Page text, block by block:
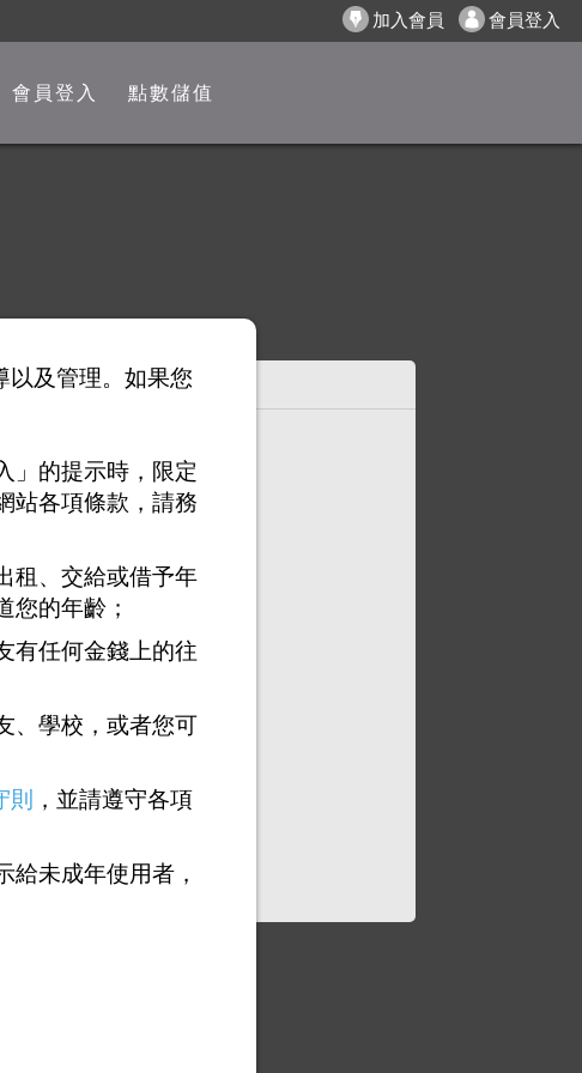
加入會員 會員登入
會員登入 點數儲值
以及管理。如果您
」的提示時，限定
站各項條款，請務
租、交給或借予年
您的年齡；
有任何金錢上的往
、學校，或者您可
則
，並請遵守各項
未成年使用者，